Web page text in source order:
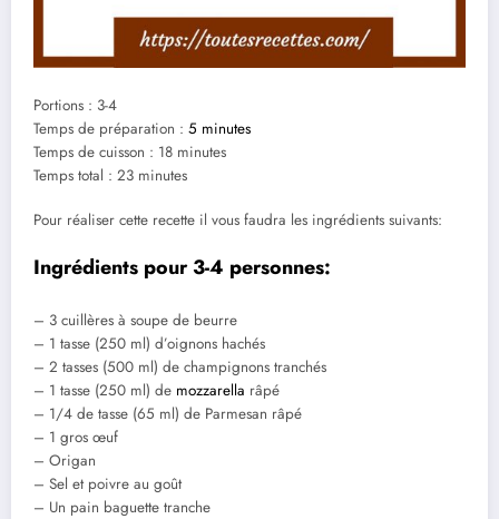
Portions : 3-4
Temps de préparation : 5 minutes
Temps de cuisson : 18 minutes
Temps total : 23 minutes
Pour réaliser cette recette il vous faudra les ingrédients suivants:
Ingrédients pour 3-4 personnes:
– 3 cuillères à soupe de beurre
– 1 tasse (250 ml) d’oignons hachés
– 2 tasses (500 ml) de champignons tranchés
– 1 tasse (250 ml) de mozzarella râpé
– 1/4 de tasse (65 ml) de Parmesan râpé
– 1 gros œuf
– Origan
– Sel et poivre au goût
– Un pain baguette tranche